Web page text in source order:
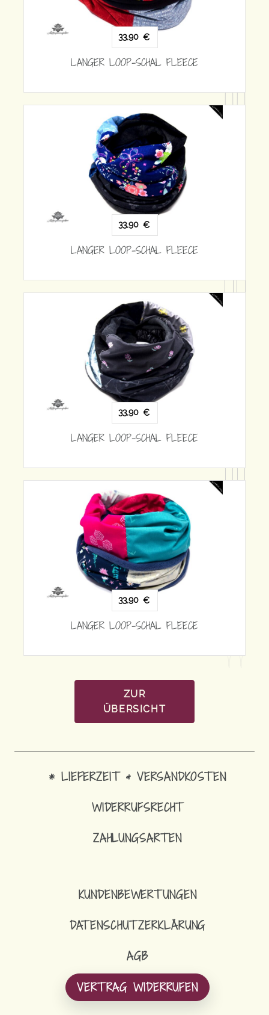
LANGER LOOP-SCHAL FLEECE
33,90 €
LANGER LOOP-SCHAL FLEECE
33,90
LANGER LOOP-SCHAL FLEECE
33,90€
ZUR
ÜBERSICHT
* LIEFERZEIT & VERSANDKOSTEN
WIDERRUFSRECHT
ZAHLUNGSARTEN
KUNDENBEWERTUNGEN
DATENSCHUTZERKLÄRUNG
AGB
VERTRAG WIDERRUFEN